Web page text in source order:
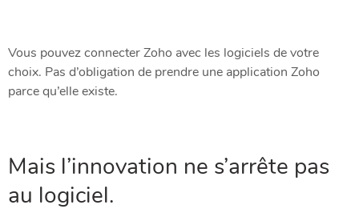
Vous pouvez connecter Zoho avec les logiciels de votre
choix. Pas d’obligation de prendre une application Zoho
parce qu’elle existe.
Mais l’innovation ne s’arrête pas
au logiciel.